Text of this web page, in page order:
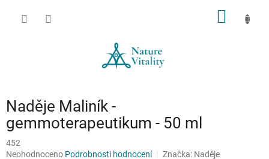
Naděje Maliník -
gemmoterapeutikum - 50 ml
452
Průměrné
Neohodnoceno Podrobnosti hodnocení Značka: Naděje